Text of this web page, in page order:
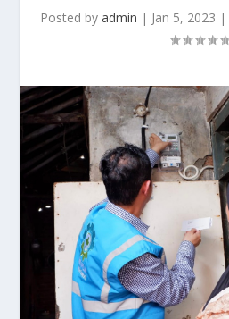
Posted by admin | Jan 5, 2023 |